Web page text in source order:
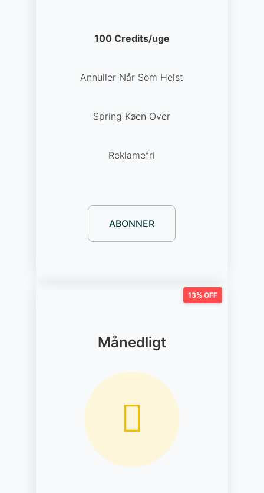
100 Credits/uge
Annuller Når Som Helst
Spring Køen Over
Reklamefri
ABONNER
13% OFF
Månedligt